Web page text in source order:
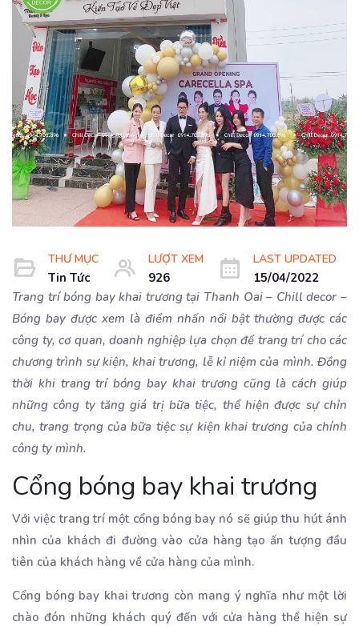
THƯ MỤC
Tin Tức
LƯỢT XEM
926
LAST UPDATED
15/04/2022
Trang trí bóng bay khai trương tại Thanh Oai – Chill decor –
Bóng bay được xem là điểm nhấn nổi bật thường được các
công ty, cơ quan, doanh nghiệp lựa chọn để trang trí cho các
chương trình sự kiện, khai trương, lễ kỉ niệm của mình. Đồng
thời khi trang trí bóng bay khai trương cũng là cách giúp
những công ty tăng giá trị bữa tiệc, thể hiện được sự chỉn
chu, trang trọng của bữa tiệc sự kiện khai trương của chính
công ty mình.
Cổng bóng bay khai trương
Với việc trang trí một cổng bóng bay nó sẽ giúp thu hút ánh
nhìn của khách đi đường vào cửa hàng tạo ấn tượng đầu
tiên của khách hàng về cửa hàng của mình.
Cổng bóng bay khai trương còn mang ý nghĩa như một lời
chào đón những khách quý đến với cửa hàng thể hiện sự